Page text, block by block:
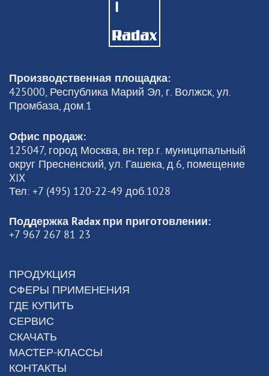
Производственная площадка:
425000, Республика Марий Эл, г. Волжск, ул.
Промбаза, дом.1
Офис продаж:
125047, город Москва, вн.тер.г. муниципальный
округ Пресненский, ул. Гашека, д.6, помещение
XIX
Тел: +7 (495) 120-22-49 доб.1028
Поддержка Radax при приготовлении:
+7 967 267 81 23
ПРОДУКЦИЯ
СФЕРЫ ПРИМЕНЕНИЯ
ГДЕ КУПИТЬ
СЕРВИС
СКАЧАТЬ
МАСТЕР-КЛАССЫ
КОНТАКТЫ